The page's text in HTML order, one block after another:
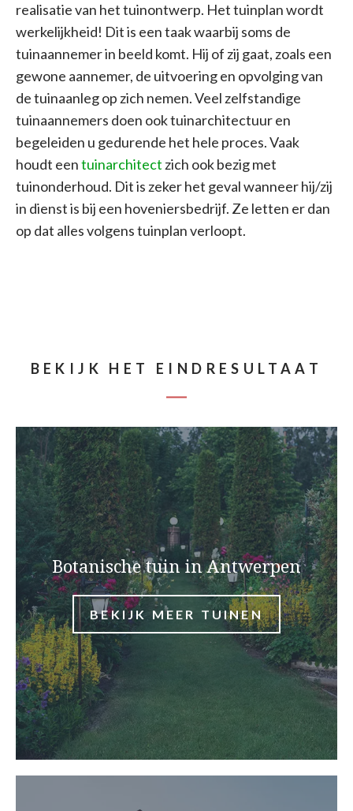
realisatie van het tuinontwerp. Het tuinplan wordt
werkelijkheid! Dit is een taak waarbij soms de
tuinaannemer in beeld komt. Hij of zij gaat, zoals een
gewone aannemer, de uitvoering en opvolging van
de tuinaanleg op zich nemen. Veel zelfstandige
tuinaannemers doen ook tuinarchitectuur en
begeleiden u gedurende het hele proces. Vaak
houdt eentuinarchitect zich ook bezig met
tuinonderhoud. Dit is zeker het geval wanneer hij/zij
in dienst is bij een hoveniersbedrijf. Ze letten er dan
op dat alles volgens tuinplan verloopt.
BEKIJK HET EINDRESULTAAT
Botanische tuin in Antwerpen
BEKIJK MEER TUINEN